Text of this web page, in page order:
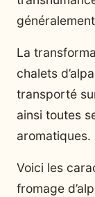
La
chalets
transporté
ainsi toutes
aromatiques.
Voici les
fromage